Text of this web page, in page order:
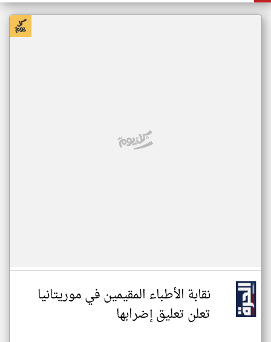
نقابة الأطباء المقيمين في موريتانيا
تعلن تعليق إضرابها